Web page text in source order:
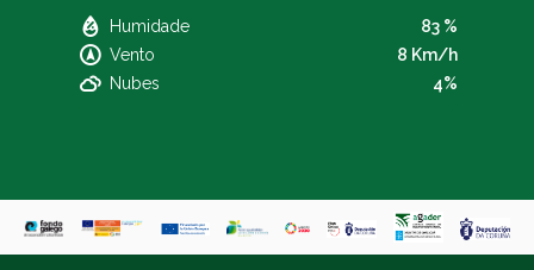
Humidade
83 %
Vento
8 Km/h
Nubes
4%